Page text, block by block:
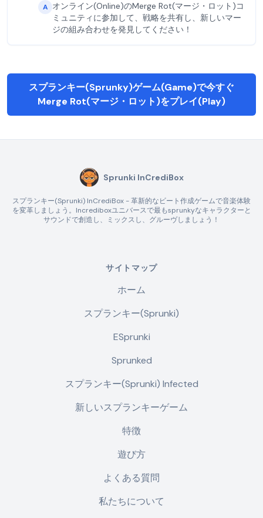
A オンライン(Online)のMerge Rot(マージ・ロット)コ
ミュニティに参加して、戦略を共有し、新しいマー
ジの組み合わせを発見してください！
スプランキー(Sprunky)ゲーム(Game)で今すぐ
Merge Rot(マージ・ロット)をプレイ(Play)
Sprunki InCrediBox
スプランキー(Sprunki) InCrediBox - 革新的なビート作成ゲームで音楽体験
を変革しましょう。Incrediboxユニバースで最もsprunkyなキャラクターと
サウンドで創造し、ミックスし、グルーヴしましょう！
サイトマップ
ホーム
スプランキー(Sprunki)
ESprunki
Sprunked
スプランキー(Sprunki) Infected
新しいスプランキーゲーム
特徴
遊び方
よくある質問
私たちについて